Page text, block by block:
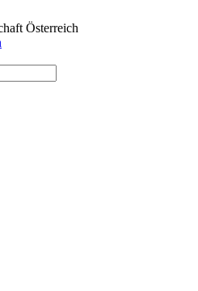
Österreich